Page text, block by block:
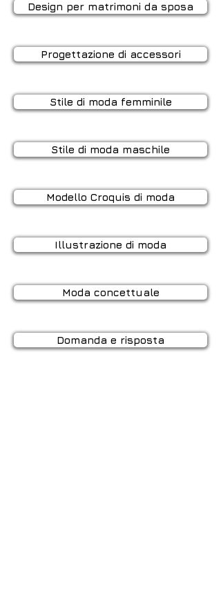
Design per matrimoni da sposa
Progettazione di accessori
Stile di moda femminile
Stile di moda maschile
Modello Croquis di moda
Illustrazione di moda
Moda concettuale
Domanda e risposta